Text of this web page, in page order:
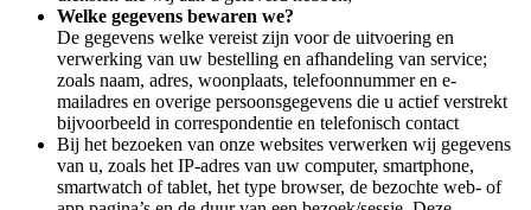
Welke gegevens bewaren we?
De gegevens welke vereist zijn voor de uitvoering en
verwerking van uw bestelling en afhandeling van service;
zoals naam, adres, woonplaats, telefoonnummer en e-
mailadres en overige persoonsgegevens die u actief verstrekt
bijvoorbeeld in correspondentie en telefonisch contact
Bij het bezoeken van onze websites verwerken wij gegevens
van u, zoals het IP-adres van uw computer, smartphone,
smartwatch of tablet, het type browser, de bezochte web- of